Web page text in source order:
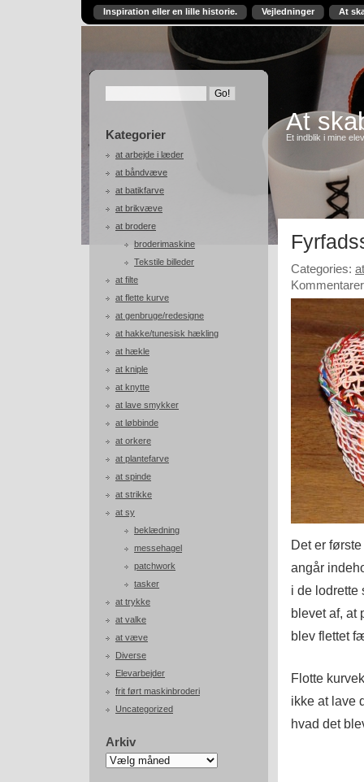
Inspiration eller en lille historie. Vejledninger At
Kategorier
at arbejde i læder
at båndvæve
at batikfarve
at brikvæve
at brodere
broderimaskine
Tekstile billeder
at filte
at flette kurve
at genbruge/redesigne
at hakke/tunesisk hækling
at hækle
at kniple
at knytte
at lave smykker
at løbbinde
at orkere
at plantefarve
at spinde
at strikke
at sy
beklædning
messehagel
patchwork
tasker
at trykke
at valke
at væve
Diverse
Elevarbejder
frit ført maskinbroderi
Uncategorized
Arkiv
Arkiv
At
Et indblik i mine
Categories:
Det er
angår
i de lodrette
blevet af, at
blev flettet
Flotte
ikke at lave
hvad det